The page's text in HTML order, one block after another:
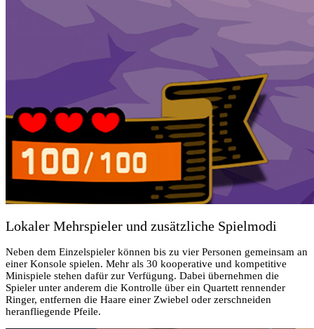
Lokaler Mehrspieler und zusätzliche Spielmodi
Neben dem Einzelspieler können bis zu vier Personen gemeinsam an
einer Konsole spielen. Mehr als 30 kooperative und kompetitive
Minispiele stehen dafür zur Verfügung. Dabei übernehmen die
Spieler unter anderem die Kontrolle über ein Quartett rennender
Ringer, entfernen die Haare einer Zwiebel oder zerschneiden
heranfliegende Pfeile.